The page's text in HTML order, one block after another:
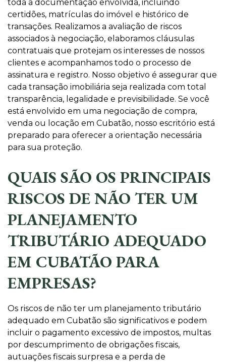
toda a documentação envolvida, incluindo
certidões, matrículas do imóvel e histórico de
transações. Realizamos a avaliação de riscos
associados à negociação, elaboramos cláusulas
contratuais que protejam os interesses de nossos
clientes e acompanhamos todo o processo de
assinatura e registro. Nosso objetivo é assegurar que
cada transação imobiliária seja realizada com total
transparência, legalidade e previsibilidade. Se você
está envolvido em uma negociação de compra,
venda ou locação em Cubatão, nosso escritório está
preparado para oferecer a orientação necessária
para sua proteção.
QUAIS SÃO OS PRINCIPAIS
RISCOS DE NÃO TER UM
PLANEJAMENTO
TRIBUTÁRIO ADEQUADO
EM CUBATÃO PARA
EMPRESAS?
Os riscos de não ter um planejamento tributário
adequado em Cubatão são significativos e podem
incluir o pagamento excessivo de impostos, multas
por descumprimento de obrigações fiscais,
autuações fiscais surpresa e a perda de